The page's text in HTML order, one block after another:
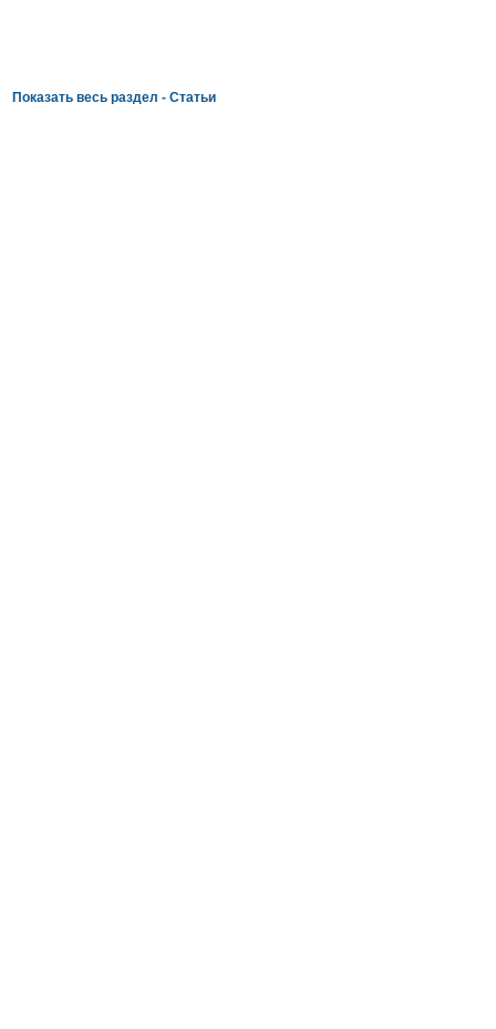
Показать весь раздел - Статьи